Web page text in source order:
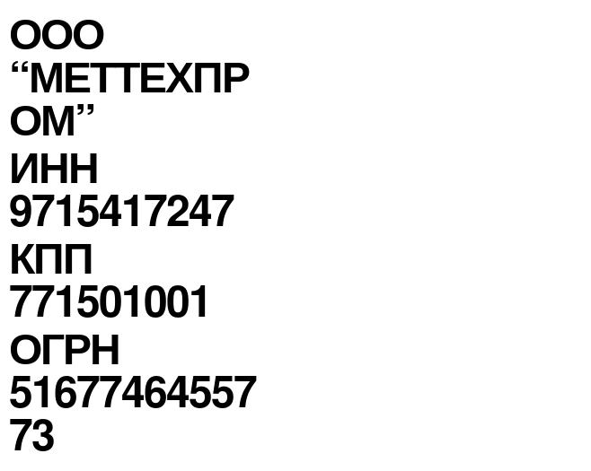
ООО
“МЕТТЕХПР
ОМ”
ИНН
9715417247
КПП
771501001
ОГРН
51677464557
73